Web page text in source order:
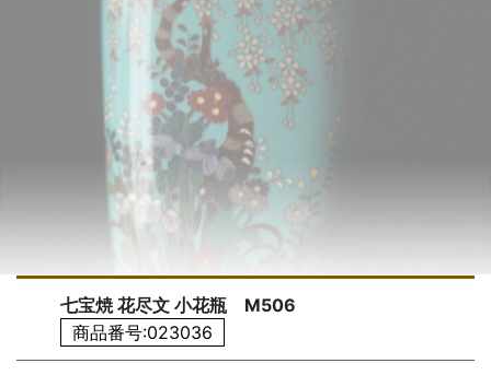
七宝焼 花尽文 小花瓶 M506
商品番号:023036